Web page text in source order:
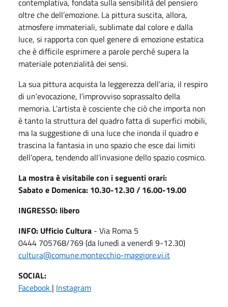
oltre che dell’emozione. La pittura suscita, allora,
atmosfere immateriali, sublimate dal colore e dalla
luce, si rapporta con quel genere di emozione estatica
che è difficile esprimere a parole perché supera la
materiale potenzialità dei sensi.
La sua pittura acquista la leggerezza dell’aria, il respiro
di un’evocazione, l’improvviso soprassalto della
memoria. L’artista è cosciente che ciò che importa non
è tanto la struttura del quadro fatta di superfici mobili,
ma la suggestione di una luce che inonda il quadro e
trascina la fantasia in uno spazio che esce dai limiti
dell’opera, tendendo all’invasione dello spazio cosmico.
La mostra è visitabile con i seguenti orari:
Sabato e Domenica: 10.30-12.30 / 16.00-19.00
INGRESSO: libero
INFO: Ufficio Cultura - Via Roma 5
0444 705768/769 (da lunedì a venerdì 9-12.30)
cultura@comune.montecchio-maggiore.vi.it
SOCIAL:
Facebook | Instagram